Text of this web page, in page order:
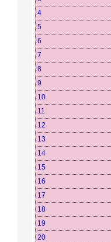
4
5
6
7
8
9
10
11
12
13
14
15
16
17
18
19
20